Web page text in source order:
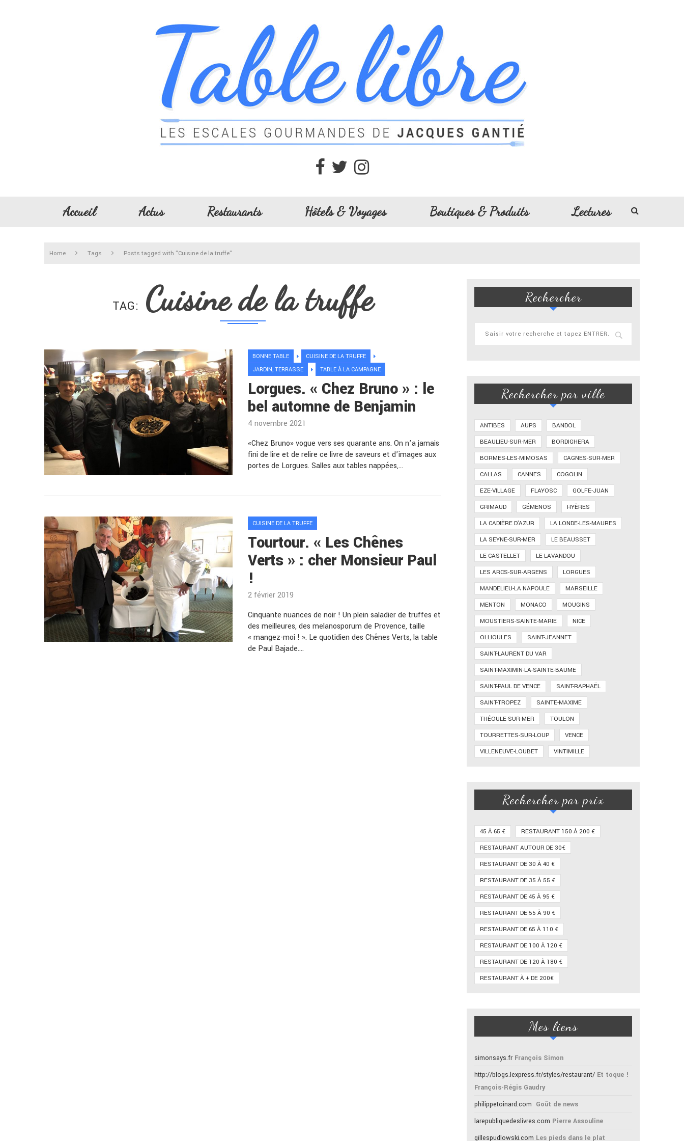
Accueil Actus Restaurants Hôtels & Voyages Boutiques & Produits Lectures
Home Tags Posts tagged with "Cuisine de la truffe"
TAG Cuisine de la truffe
BONNE TABLE
CUISINE DE LA TRUFFE
JARDIN, TERRASSE
TABLE À LA CAMPAGNE
Lorgues. « Chez Bruno » : le
bel automne de Benjamin
4 novembre 2021
«Chez Bruno» vogue vers ses quarante ans. On n’a jamais
fini de lire et de relire ce livre de saveurs et d’images aux
portes de Lorgues. Salles aux tables nappées,…
CUISINE DE LA TRUFFE
Tourtour. « Les Chênes
Verts » : cher Monsieur Paul
!
2 février 2019
Cinquante nuances de noir ! Un plein saladier de truffes et
des meilleures, des melanosporum de Provence, taille
« mangez-moi ! ». Le quotidien des Chênes Verts, la table
de Paul Bajade.…
Rechercher
Rechercher par ville
ANTIBES AUPS
BANDOL
BEAULIEU-SUR-MER
BORDIGHERA
BORMES-LES-MIMOSAS
CAGNES-SUR-MER
CALLAS
CANNES
COGOLIN
EZE-VILLAGE
FLAYOSC
GOLFE-JUAN
GRIMAUD
GÉMENOS
HYÈRES
LA CADIÈRE D'AZUR
LA LONDE-LES-MAURES
LA SEYNE-SUR-MER
LE BEAUSSET
LE CASTELLET
LE LAVANDOU
LES ARCS-SUR-ARGENS
LORGUES
MANDELIEU-LA NAPOULE
MARSEILLE
MENTON
MONACO
MOUGINS
MOUSTIERS-SAINTE-MARIE
NICE
OLLIOULES
SAINT-JEANNET
SAINT-LAURENT DU VAR
SAINT-MAXIMIN-LA-SAINTE-BAUME
SAINT-PAUL DE VENCE
SAINT-RAPHAËL
SAINT-TROPEZ
SAINTE-MAXIME
THÉOULE-SUR-MER
TOULON
TOURRETTES-SUR-LOUP
VENCE
VILLENEUVE-LOUBET
VINTIMILLE
Rechercher par prix
45 À 65 €
RESTAURANT 150 À 200 €
RESTAURANT AUTOUR DE 30€
RESTAURANT DE 30 À 40 €
RESTAURANT DE 35 À 55 €
RESTAURANT DE 45 À 95 €
RESTAURANT DE 55 À 90 €
RESTAURANT DE 65 À 110 €
RESTAURANT DE 100 À 120 €
RESTAURANT DE 120 À 180 €
RESTAURANT À + DE 200€
Mes liens
simonsays.fr François Simon
http://blogs.lexpress.fr/styles/restaurant/ Et toque !
François-Régis Gaudry
philippetoinard.com Goût de news
larepubliquedeslivres.com Pierre Assouline
gillespudlowski.com Les pieds dans le plat